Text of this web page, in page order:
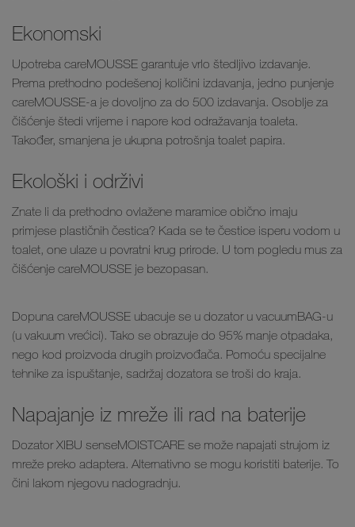
Ekonomski
Upotreba careMOUSSE garantuje vrlo štedljivo izdavanje.
Prema prethodno podešenoj količini izdavanja, jedno punjenje
careMOUSSE-a je dovoljno za do 500 izdavanja. Osoblje za
čišćenje štedi vrijeme i napore kod odražavanja toaleta.
Također, smanjena je ukupna potrošnja toalet papira.
Ekološki i održivi
Znate li da prethodno ovlažene maramice obično imaju
primjese plastičnih čestica? Kada se te čestice isperu vodom u
toalet, one ulaze u povratni krug prirode. U tom pogledu mus za
čišćenje careMOUSSE je bezopasan.
Dopuna careMOUSSE ubacuje se u dozator u vacuumBAG-u
(u vakuum vrećici). Tako se obrazuje do 95% manje otpadaka,
nego kod proizvoda drugih proizvođača. Pomoću specijalne
tehnike za ispuštanje, sadržaj dozatora se troši do kraja.
Napajanje iz mreže ili rad na baterije
Dozator XIBU senseMOISTCARE se može napajati strujom iz
mreže preko adaptera. Alternativno se mogu koristiti baterije. To
čini lakom njegovu nadogradnju.